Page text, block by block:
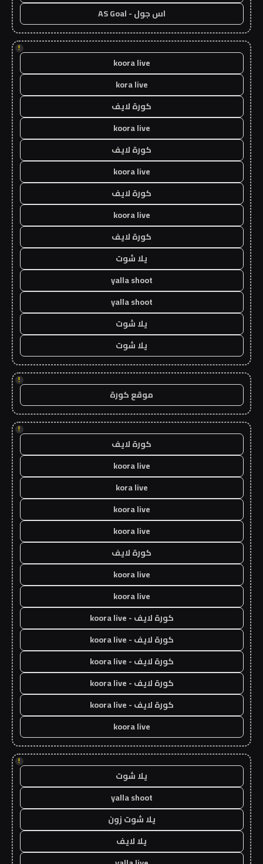
اس جول - AS Goal
!
koora live
kora live
كورة لايف
koora live
كورة لايف
koora live
كورة لايف
koora live
كورة لايف
يلا شوت
yalla shoot
yalla shoot
يلا شوت
يلا شوت
!
موقع كورة
!
كورة لايف
koora live
kora live
koora live
koora live
كورة لايف
koora live
koora live
كورة لايف - koora live
كورة لايف - koora live
كورة لايف - koora live
كورة لايف - koora live
كورة لايف - koora live
koora live
!
يلا شوت
yalla shoot
يلا شوت زون
يلا لايف